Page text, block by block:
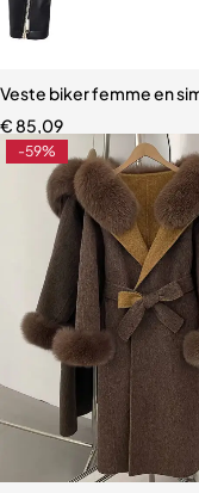
Veste biker femme en
€ 85,09
-59%